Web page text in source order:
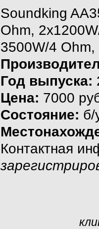
Soundking
Ohm,
3500W/4
Год выпуска:
Цена: 7000
Состояние: б/
Контактная